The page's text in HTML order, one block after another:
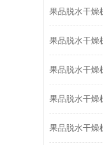
果品脱水干燥
果品脱水干燥
果品脱水干燥